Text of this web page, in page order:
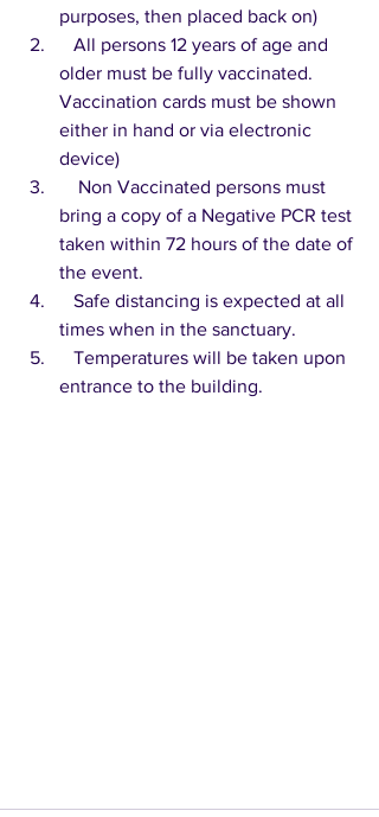
purposes, then placed back on)
older must be fully vaccinated.
Vaccination cards must be shown
either in hand or via electronic
device)
bring a copy of a Negative PCR test
taken within 72 hours of the date of
the event.
times when in the sanctuary.
entrance to the building.